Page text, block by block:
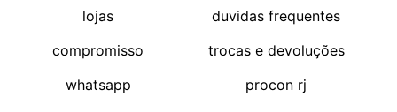
lojas
compromisso
whatsapp
duvidas frequentes
trocas e devoluções
procon rj